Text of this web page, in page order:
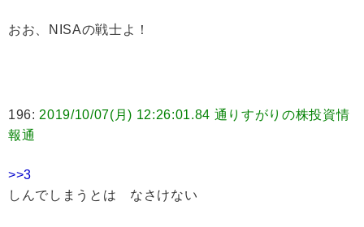
おお、NISAの戦士よ！
196: 2019/10/07(月) 12:26:01.84 通りすがりの株投資情
報通
>>3
しんでしまうとは なさけない